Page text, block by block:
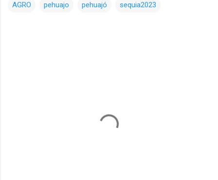
AGRO pehuajo pehuajó sequia2023